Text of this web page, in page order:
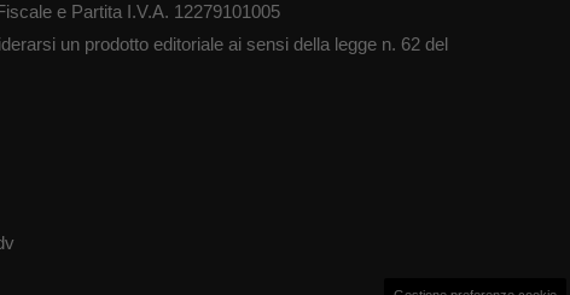
e Partita I.V.A. 12279101005
un prodotto editoriale ai sensi della legge n. 62 del